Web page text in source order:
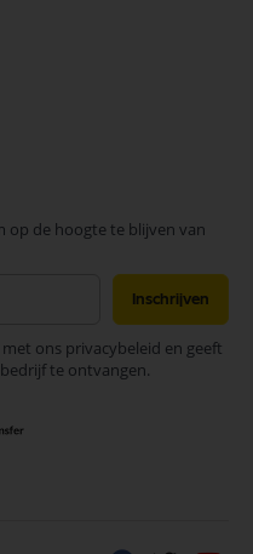
op de hoogte te blijven van
Inschrijven
ons privacybeleid en geeft
te ontvangen.